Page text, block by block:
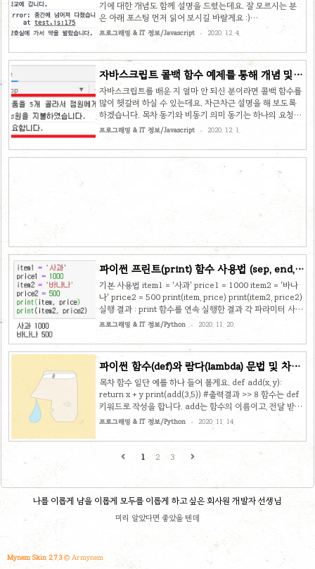
기에 대한 개념도 함께 설명을 드렸는데요. 잘 모르시는 분
은 아래 포스팅 먼저 읽어 보시길 바랄게요 :)
sangminem.tistory.com/275 [자바스크립트] 콜백 함수
운 지 얼마 안 되신 분이라면 콜백 함수를 많이 헷갈려 하실
수 있는데요. 차근차근 설명을 해 보도록 하겠습니다. 목차
동기와 비동기 의미 동기는 하나의 요청이 오면 완료
sangminem.tistory.com 지금부터 비동기 처리의 또 다른
방법인 Promise에 대해 알아 보겠습니다. 목차 Promise란
무엇인가 비동기 함수를 동기 처리하기 위해 고안한 객체입
니다. 비동기 작업이 완료된 이후에 다음 작업을 연결..
프로그래밍 & IT 정보/Javascript 2020. 12. 4.
자바스크립트 콜백 함수 예제를 통해 개념 및
원리 쉽게 이해하기
자바스크립트를 배운 지 얼마 안 되신 분이라면 콜백 함수를
많이 헷갈려 하실 수 있는데요. 차근차근 설명을 해 보도록
하겠습니다. 목차 동기와 비동기 의미 동기는 하나의 요청이
오면 완료가 된 후 다음 요청을 실행하는 방식을 말하고 비동
는 방식을 말합니다. 동기 방식은 순차적으로 로직이 수행되
므로 흐름을 쉽게 예측할 수 있지만, 비동기 방식의 경우 여
러 작업을 동시에 효율적으로 처리할 수 있는 반면에 즉시 응
프로그래밍 & IT 정보/Javascript 2020. 12. 1.
파이썬 프린트(print) 함수 사용법 (sep, end,
문자열 포맷)
기본 사용법 item1 = '사과' price1 = 1000 item2 = '바나
나' price2 = 500 print(item, price) print(item2, price2)
실행 결과 : print 함수를 연속 실행한 결과 각 파라미터 사이
에는 공백이 들어가고 끝에는 개행문자(new line)가 들어간
sep=',', end='/') print(item2, price2) 실행 결과 : 첫 print
슬러시(/)를 대입했더니 item과 price 사이에 공백 대신 쉼
표가 들어가고 끝에는 개행문자 대신 슬러시가 들어 갔습니
다. 두번째 print 함수에서는 지정하지 않..
프로그래밍 & IT 정보/Python 2020. 11. 20.
파이썬 함수(def)와 람다(lambda) 문법 및 차이
점 비교
목차 함수 일단 예를 하나 들어 볼게요. def add(x, y):
return x + y print(add(3,5)) #출력결과 >> 8 함수는 def
키워드로 작성을 합니다. add는 함수의 이름이고, 전달 받을
인자를 x, y로 정의하였습니다. 두 값을 더한 결과를 return
해 주는 기능을 하고 있습니다. 이렇게 만든 add 함수에 3과
5를 인자로 전달하였더니 8이라는 결과가 나오는 것을 볼 수
있습니다. 람다 위의 함수와 같은 기능을 만들어 보겠습니다.
lambda라는 키워드를 이용하여 x, y를 인자로 받고 두 값을
더한 결과를 return하는 기능을 합니다. 람다는 기본적으로
이름이 없는 함수를 만듭니다..
프로그래밍 & IT 정보/Python 2020. 11. 14.
1 2 3
나를 이롭게 남을 이롭게 모두를 이롭게 하고 싶은 회사원 개발자 선생님
미리 알았다면 좋았을 텐데
Mynem Skin 2.7.3© Armynem